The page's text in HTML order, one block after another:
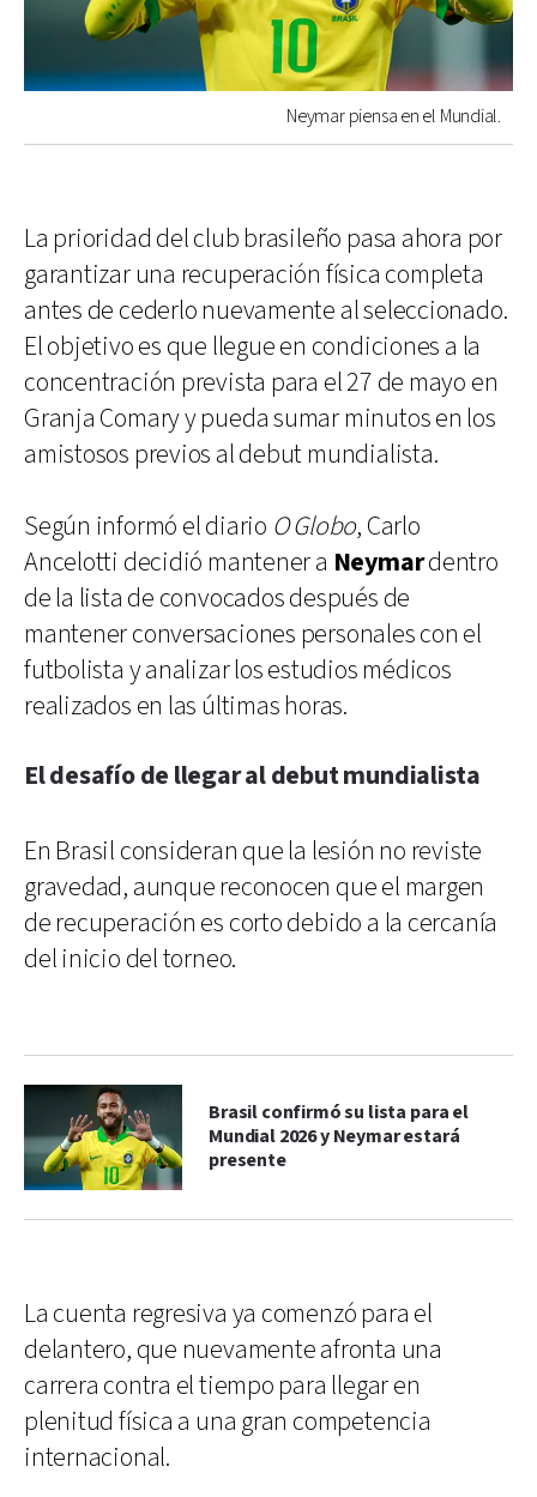
Neymar piensa en el Mundial.
La prioridad del club brasileño pasa ahora por
garantizar una recuperación física completa
antes de cederlo nuevamente al seleccionado.
El objetivo es que llegue en condiciones a la
concentración prevista para el 27 de mayo en
Granja Comary y pueda sumar minutos en los
amistosos previos al debut mundialista.
Según informó el diario O Globo, Carlo
Ancelotti decidió mantener a Neymardentro
de la lista de convocados después de
mantener conversaciones personales con el
futbolista y analizar los estudios médicos
realizados en las últimas horas.
El desafío de llegar al debut mundialista
En Brasil consideran que la lesión no reviste
gravedad, aunque reconocen que el margen
de recuperación es corto debido a la cercanía
del inicio del torneo.
Brasil confirmó su lista para el
Mundial 2026 y Neymar estará
presente
La cuenta regresiva ya comenzó para el
delantero, que nuevamente afronta una
carrera contra el tiempo para llegar en
plenitud física a una gran competencia
internacional.